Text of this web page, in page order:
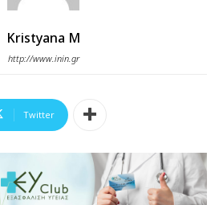
Kristyana M
http://www.inin.gr
Twitter